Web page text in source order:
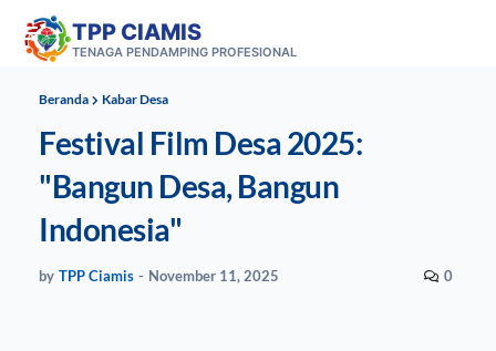
TPP CIAMIS
TENAGA PENDAMPING PROFESIONAL
Beranda Kabar Desa
Festival Film Desa 2025:
"Bangun Desa, Bangun
Indonesia"
by TPP Ciamis - November 11, 2025 0